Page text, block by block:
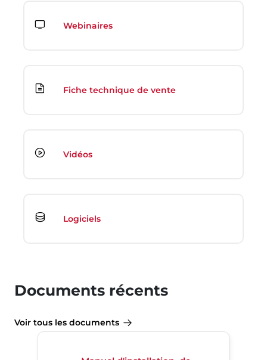
Webinaires
Fiche technique de vente
Vidéos
Logiciels
Documents récents
Voir tous les documents